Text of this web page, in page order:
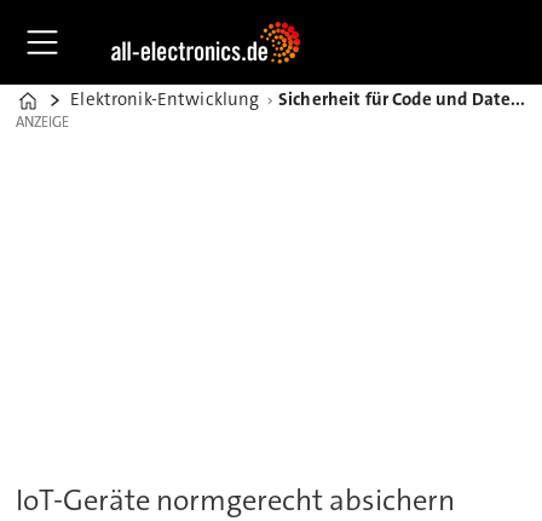
Home
Elektronik-Entwicklung Sicherheit für Code und Daten mit Secure-Flash-Speichern
ANZEIGE
ANZEIGE
IoT-Geräte normgerecht absichern